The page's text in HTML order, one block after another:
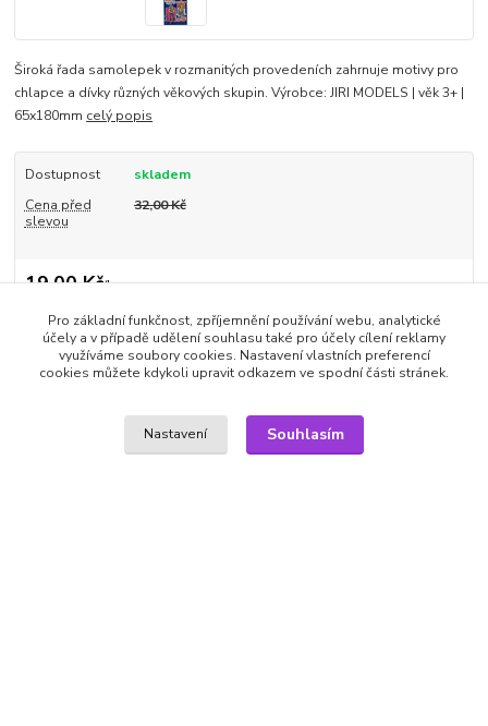
Široká řada samolepek v rozmanitých provedeních zahrnuje motivy pro
chlapce a dívky různých věkových skupin. Výrobce: JIRI MODELS | věk 3+ |
65x180mm celý popis
Dostupnost
skladem
Cena před
slevou
32,00 Kč
19,00 Kč/ks
Přidat do košíku
JIRI MODELS
65x180mm
Pro základní funkčnost, zpříjemnění používání webu, analytické
účely a v případě udělení souhlasu také pro účely cílení reklamy
využíváme soubory cookies. Nastavení vlastních preferencí
cookies můžete kdykoli upravit odkazem ve spodní části stránek.
Nastavení Souhlasím